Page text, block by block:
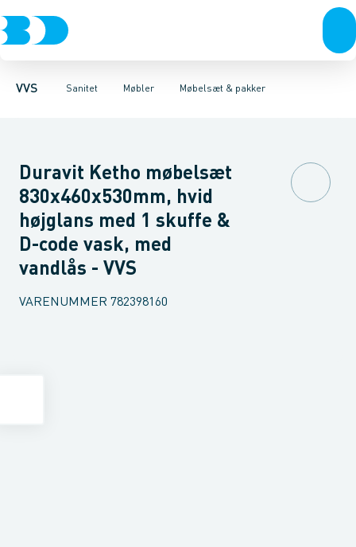
VVS Sanitet
Rør & fittingsPressfittings & rørKuglehaner & ventiler
Møbler
Toiletter, sæder og cisterner VaskeArmaturer
Møbelsæt & pakker
Møbelsæt & pakkerUnderskabeHøjskabeOverskabe
Duravit Ketho møbelsæt
830x460x530mm, hvid
højglans med 1 skuffe &
D-code vask, med
vandlås - VVS
VARENUMMER 782398160